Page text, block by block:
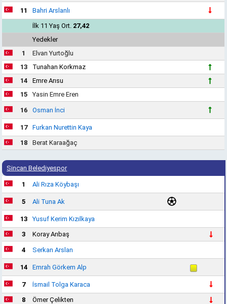
11
Bahri Arslanlı
İlk 11 Yaş Ort. 27,42
Yedekler
1
Elvan Yurtoğlu
13
Tunahan Korkmaz
14
Emre Arısu
15
Yasin Emre Eren
16 Osman İnci
17
Furkan Nurettin Kaya
18
Berat Karaağaç
Sincan Belediyespor
1 Ali Rıza Köybaşı
5 Ali Tuna Ak
13
Yusuf Kerim Kızılkaya
3
Koray Arıbaş
4 Serkan Arslan
14 Emrah Görkem Alp
7
İsmail Tolga Karaca
8
Ömer Çelikten